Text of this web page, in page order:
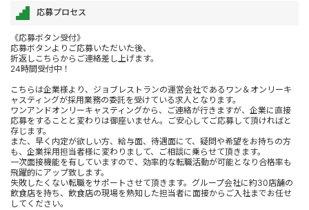
応募プロセス
《応募ボタン受付》
応募ボタンよりご応募いただいた後、
折返しこちらからご連絡差し上げます。
24時間受付中！
こちらは企業様より、ジョブレストランの運営会社であるワン＆オンリーキ
ャスティングが採用業務の委託を受けている求人となります。
ワンアンドオンリーキャスティングから、ご連絡が行きますが、企業に直接
応募をすることと変わりは御座いません。ご安心してご応募して頂ければと
存じます。
また、早く内定が欲しい方、給与面、待遇面にて、疑問や希望をお持ちの方
も、企業採用担当者様に変わりまして、ご相談に乗らせて頂きます。
一次面接機能を有していますので、効率的な転職活動が可能となり合格率も
飛躍的にアップ致します。
失敗したくない転職をサポートさせて頂きます。グループ会社に約30店舗の
飲食店を持ち、飲食店の現場を熟知した担当者に面接からご入社までお任せ
してください。